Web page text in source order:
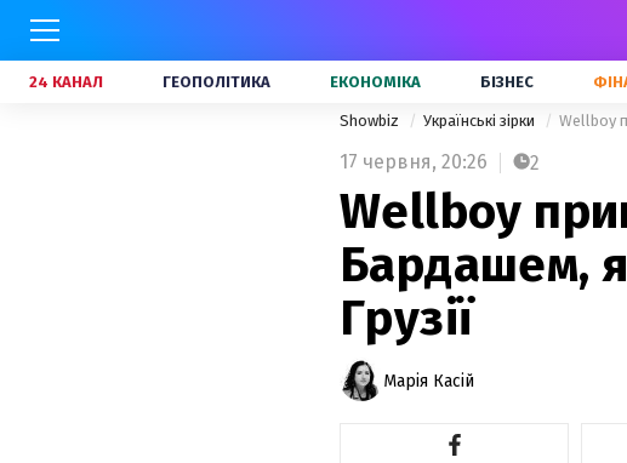
24 КАНАЛ ГЕОПОЛІТИКА ЕКОНОМІКА БІЗНЕС
Showbiz Українські зірки Wellboy
17 червня, 20:26 2
Wellboy
Бардашем,
Грузії
Марія Касій